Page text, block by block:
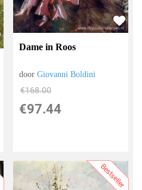
Dame in Roos
doorGiovanni Boldini
€168.00
€97.44
Bestseller